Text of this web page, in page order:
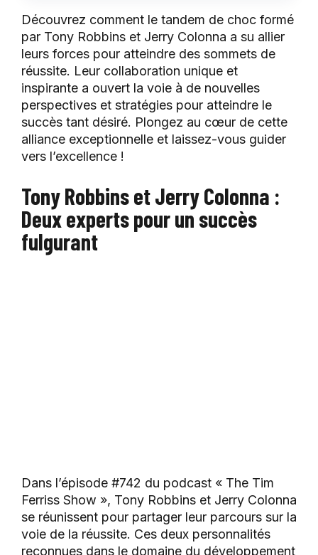
Découvrez comment le tandem de choc formé
par Tony Robbins et Jerry Colonna a su allier
leurs forces pour atteindre des sommets de
réussite. Leur collaboration unique et
inspirante a ouvert la voie à de nouvelles
perspectives et stratégies pour atteindre le
succès tant désiré. Plongez au cœur de cette
alliance exceptionnelle et laissez-vous guider
vers l’excellence !
Tony Robbins et Jerry Colonna :
Deux experts pour un succès
fulgurant
Dans l’épisode #742 du podcast « The Tim
Ferriss Show », Tony Robbins et Jerry Colonna
se réunissent pour partager leur parcours sur la
voie de la réussite. Ces deux personnalités
reconnues dans le domaine du développement